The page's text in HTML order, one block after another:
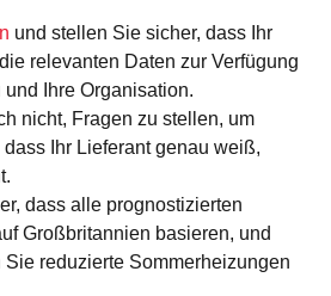
und stellen Sie sicher, dass Ihr
relevanten Daten zur Verfügung
und Ihre Organisation.
nicht, Fragen zu stellen, um
Ihr Lieferant genau weiß,
dass alle prognostizierten
Großbritannien basieren, und
Sie reduzierte Sommerheizungen